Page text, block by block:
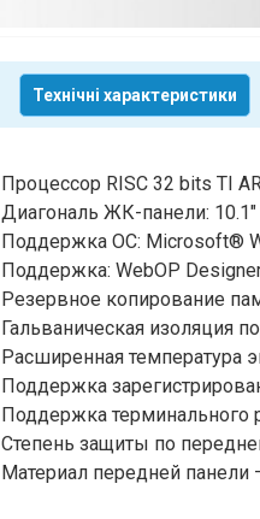
Технічні характеристики
Процессор RISC 32 bits TI
Диагональ ЖК-панели: 10.1"
Поддержка ОС: Microsoft®
Поддержка: WebOP
Резервное копирование
Гальваническая изоляция
Расширенная температура
Поддержка
Поддержка терминального
Степень защиты по
Материал передней